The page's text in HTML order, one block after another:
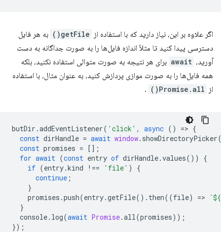
اگر علاوه بر این، نیاز دارید که با استفاده از getFile()
به هر فایل
دسترسی پیدا کنید تا مثلاً اندازه فایل‌ها را به صورت جداگانه به دست
آورید، await برای هر نتیجه به صورت متوالی استفاده نکنید، بلکه
همه فایل‌ها را به صورت موازی پردازش کنید، به عنوان مثال، با استفاده
از Promise.all()
.
butDir .addEventListener( 'click' , async () => {
const dirHandle = await window. showDirectoryPicker
const promises = [];
for await (const entry of dirHandle.values())
{
if (entry.kind !== 'file' )
{
continue ;
}
promises .push(entry.getFile(). then((file) => `${
}
console. log(await Promise.all(promises));
});